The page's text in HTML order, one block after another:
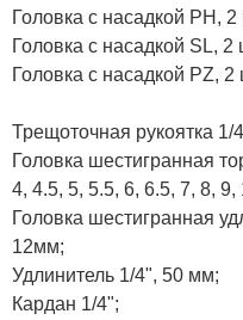
Головка с насадкой PH,
Головка с насадкой SL,
Головка с насадкой PZ, 2
Трещоточная рукоятка 1/
Головка шестигранная
4, 4.5, 5, 5.5, 6, 6.5, 7, 8,
Головка шестигранная
12мм;
Удлинитель 1/4", 50 мм;
Кардан 1/4";